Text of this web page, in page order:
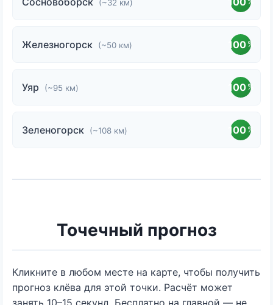
(~32 км)
Железногорск (~50 км) 100 %
Уяр (~95 км) 100 %
Зеленогорск (~108 км) 100 %
Точечный прогноз
Кликните в любом месте на карте, чтобы получить
прогноз клёва для этой точки. Расчёт может